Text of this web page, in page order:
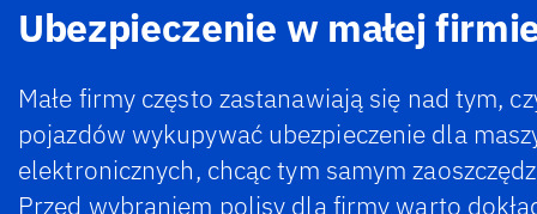
Ubezpieczenie w małej
Małe firmy często zastanawiają się nad tym,
pojazdów wykupywać ubezpieczenie dla
elektronicznych, chcąc tym samym
Przed wybraniem polisy dla firmy warto